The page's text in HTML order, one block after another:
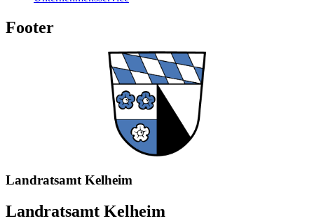
Footer
Landratsamt Kelheim
Landratsamt Kelheim